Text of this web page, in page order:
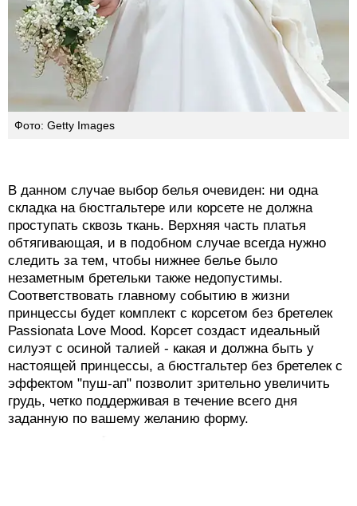
Фото: Getty Images
В данном случае выбор белья очевиден: ни одна
складка на бюстгальтере или корсете не должна
проступать сквозь ткань. Верхняя часть платья
обтягивающая, и в подобном случае всегда нужно
следить за тем, чтобы нижнее белье было
незаметным бретельки также недопустимы.
Соответствовать главному событию в жизни
принцессы будет комплект с корсетом без бретелек
Раssionаtа Love Mood. Корсет создаст идеальный
силуэт с осиной талией - какая и должна быть у
настоящей принцессы, а бюстгальтер без бретелек с
эффектом "пуш-ап" позволит зрительно увеличить
грудь, четко поддерживая в течение всего дня
заданную по вашему желанию форму.